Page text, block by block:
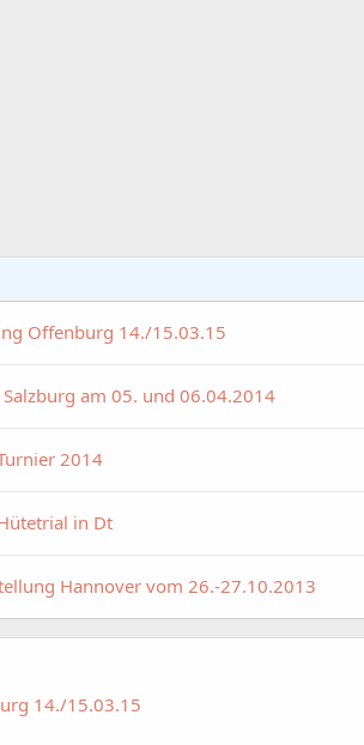
Offenburg 14./15.03.15
am 05. und 06.04.2014
2014
in Dt
Hannover vom 26.-27.10.2013
14./15.03.15